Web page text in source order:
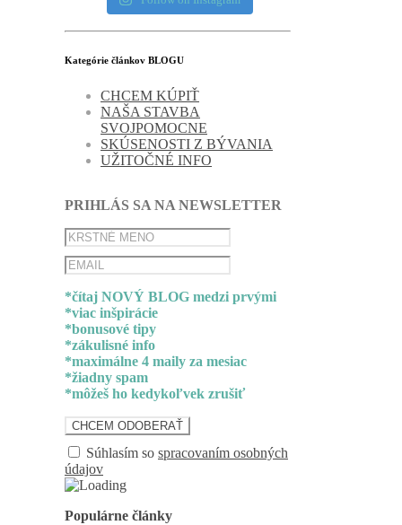
Kategórie článkov BLOGU
CHCEM KÚPIŤ
NAŠA STAVBA
SVOJPOMOCNE
SKÚSENOSTI Z BÝVANIA
UŽITOČNÉ INFO
PRIHLÁS SA NA NEWSLETTER
*čítaj NOVÝ BLOG medzi prvými
*viac inšpirácie
*bonusové tipy
*zákulisné info
*maximálne 4 maily za mesiac
*žiadny spam
*môžeš ho kedykoľvek zrušiť
Súhlasím so spracovaním osobných
údajov
Populárne články